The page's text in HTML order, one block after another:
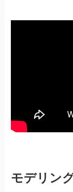
モデリン